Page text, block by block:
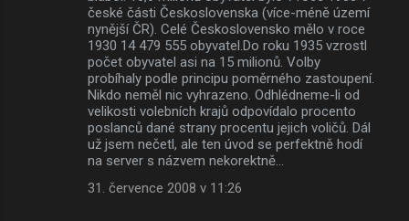
české části Československa (více-méně území
nynější ČR). Celé Československo mělo v roce
1930 14 479 555 obyvatel.Do roku 1935 vzrostl
počet obyvatel asi na 15 milionů. Volby
probíhaly podle principu poměrného zastoupení.
Nikdo neměl nic vyhrazeno. Odhlédneme-li od
velikosti volebních krajů odpovídalo procento
poslanců dané strany procentu jejich voličů. Dál
už jsem nečetl, ale ten úvod se perfektně hodí
na server s názvem nekorektně...
31. července 2008 v 11:26